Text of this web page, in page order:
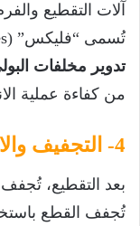
آلات التقطيع
تُسمى “فليكس” (flakes). هذه الخطوة تسهل التعامل
تدوير مخلفات
من كفاءة عملية
4- التجفيف والانصهار
بعد التقطيع،
تُجفف القطع